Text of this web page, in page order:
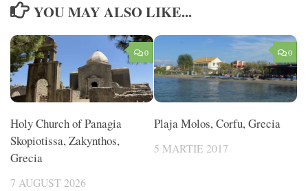
YOU MAY ALSO LIKE...
0
Holy Church of Panagia
Skopiotissa, Zakynthos,
Grecia
7 AUGUST 2026
0
Plaja Molos, Corfu, Grecia
5 MARTIE 2017